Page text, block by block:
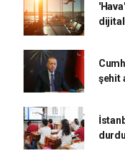
şehit